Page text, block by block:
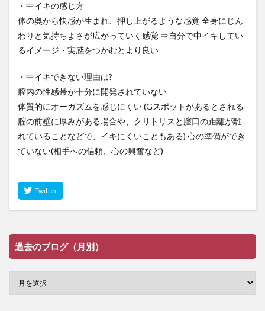
・中イキの感じ方
体の奥から快感が生まれ、押し上がるような感覚 全身にじん
わりと気持ちよさが広がっていく感覚 ⇒自分で中イキしてい
るイメージ・実感をつかむとより良い
・中イキできない理由は?
膣内の性感帯が十分に開発されていない
体質的にオーガズムを感じにくい (Gスポットがあるとされる
腟の前壁に厚みがある場合や、クリトリスと膣口の距離が離
れていることなどで、イキにくいこともある) 心の準備ができ
ていない(相手への信頼、心の興奮など)
過去のブログ（月別）